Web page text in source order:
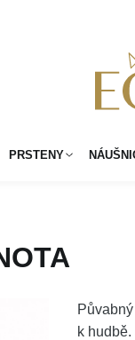
PRSTENY
k